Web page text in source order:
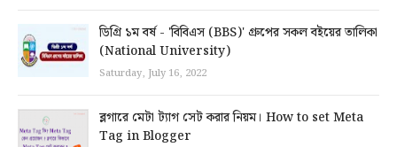
ডিগ্রি ১ম বর্ষ - 'বিবিএস (BBS)' গ্রুপের সকল বইয়ের তালিকা
(National University)
Saturday, July 16, 2022
ব্লগারে মেটা ট্যাগ সেট করার নিয়ম। How to set Meta
Tag in Blogger